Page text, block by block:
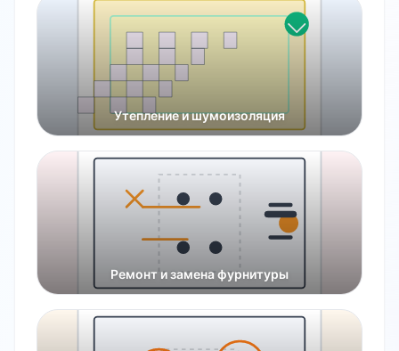
Утепление и шумоизоляция
Ремонт и замена фурнитуры